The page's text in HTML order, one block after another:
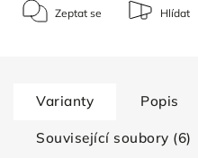
Zeptat se Hlídat
Varianty Popis
Související soubory (6)